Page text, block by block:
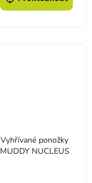
Vyhřívané ponožky
MUDDY NUCLEUS